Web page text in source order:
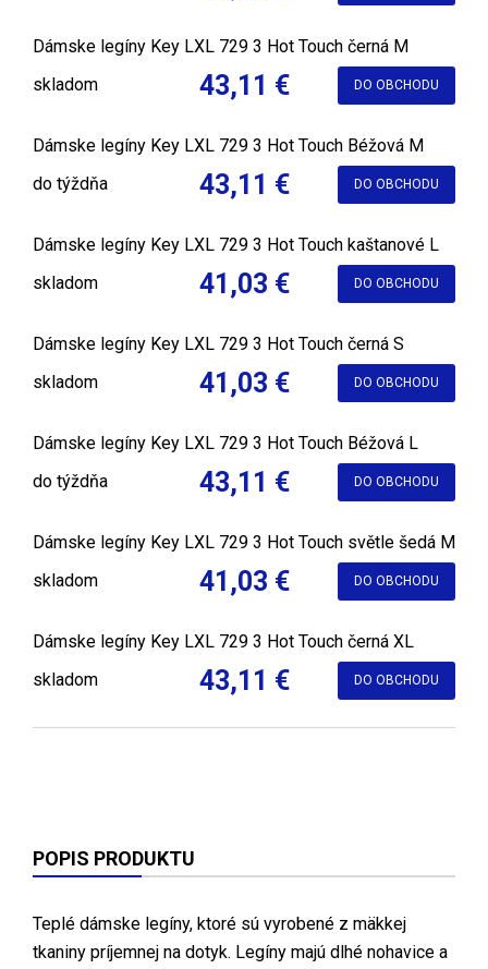
Dámske legíny Key LXL 729 3 Hot Touch černá M
skladom
43,11 € DO OBCHODU
Dámske legíny Key LXL 729 3 Hot Touch Béžová M
do týždňa
43,11 € DO OBCHODU
Dámske legíny Key LXL 729 3 Hot Touch kaštanové L
skladom
41,03 € DO OBCHODU
Dámske legíny Key LXL 729 3 Hot Touch černá S
skladom
41,03 € DO OBCHODU
Dámske legíny Key LXL 729 3 Hot Touch Béžová L
do týždňa
43,11 € DO OBCHODU
Dámske legíny Key LXL 729 3 Hot Touch světle šedá M
skladom
41,03 € DO OBCHODU
Dámske legíny Key LXL 729 3 Hot Touch černá XL
skladom
43,11 € DO OBCHODU
POPIS PRODUKTU
Teplé dámske legíny, ktoré sú vyrobené z mäkkej
tkaniny príjemnej na dotyk. Legíny majú dlhé nohavice a